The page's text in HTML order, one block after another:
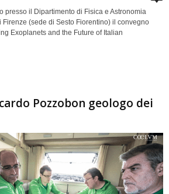
presso il Dipartimento di Fisica e Astronomia
(sede di Sesto Fiorentino) il convegno
Exoplanets and the Future of Italian
Pozzobon geologo dei